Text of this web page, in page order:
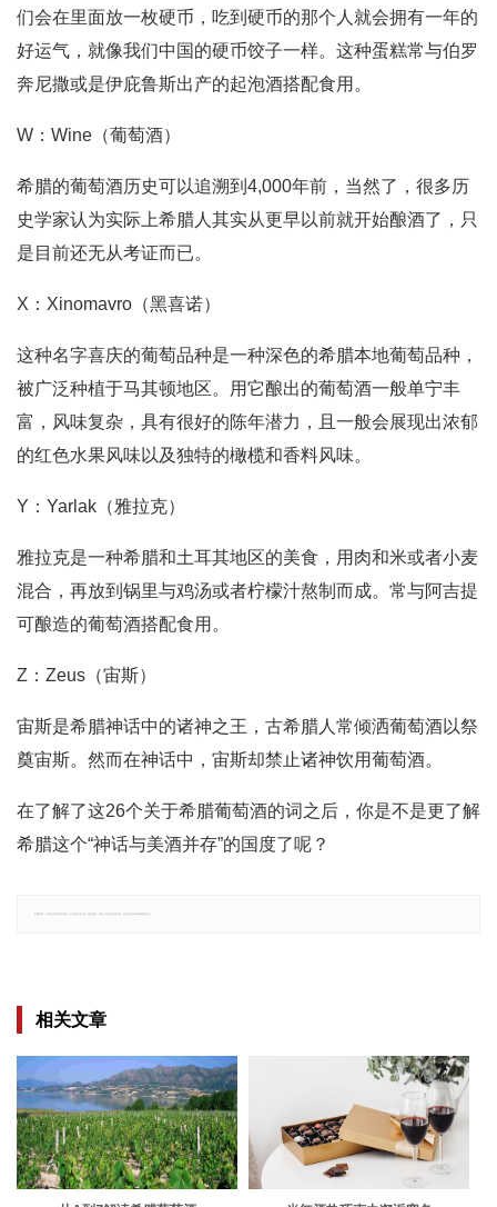
们会在里面放一枚硬币，吃到硬币的那个人就会拥有一年的
好运气，就像我们中国的硬币饺子一样。这种蛋糕常与伯罗
奔尼撒或是伊庇鲁斯出产的起泡酒搭配食用。
W：Wine（葡萄酒）
希腊的葡萄酒历史可以追溯到4,000年前，当然了，很多历
史学家认为实际上希腊人其实从更早以前就开始酿酒了，只
是目前还无从考证而已。
X：Xinomavro（黑喜诺）
这种名字喜庆的葡萄品种是一种深色的希腊本地葡萄品种，
被广泛种植于马其顿地区。用它酿出的葡萄酒一般单宁丰
富，风味复杂，具有很好的陈年潜力，且一般会展现出浓郁
的红色水果风味以及独特的橄榄和香料风味。
Y：Yarlak（雅拉克）
雅拉克是一种希腊和土耳其地区的美食，用肉和米或者小麦
混合，再放到锅里与鸡汤或者柠檬汁熬制而成。常与阿吉提
可酿造的葡萄酒搭配食用。
Z：Zeus（宙斯）
宙斯是希腊神话中的诸神之王，古希腊人常倾洒葡萄酒以祭
奠宙斯。然而在神话中，宙斯却禁止诸神饮用葡萄酒。
在了解了这26个关于希腊葡萄酒的词之后，你是不是更了解
希腊这个“神话与美酒并存”的国度了呢？
相关文章